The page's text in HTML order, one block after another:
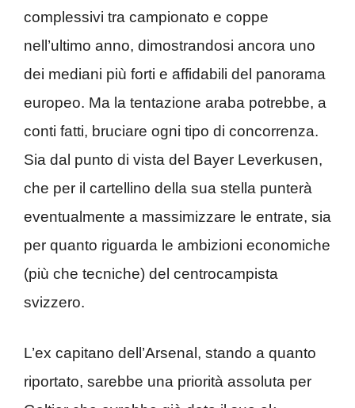
complessivi tra campionato e coppe
nell’ultimo anno, dimostrandosi ancora uno
dei mediani più forti e affidabili del panorama
europeo. Ma la tentazione araba potrebbe, a
conti fatti, bruciare ogni tipo di concorrenza.
Sia dal punto di vista del Bayer Leverkusen,
che per il cartellino della sua stella punterà
eventualmente a massimizzare le entrate, sia
per quanto riguarda le ambizioni economiche
(più che tecniche) del centrocampista
svizzero.
L’ex capitano dell’Arsenal, stando a quanto
riportato, sarebbe una priorità assoluta per